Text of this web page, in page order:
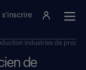
s'inscrire
industries de
de